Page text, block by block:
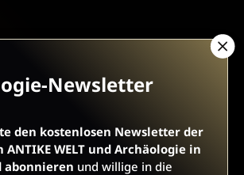
VERTRAG WIDERRUFEN
Newsletter
den kostenlosen Newsletter der
WELT und Archäologie in
abonnieren und willige in die